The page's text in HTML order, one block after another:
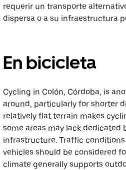
requerir un transporte
dispersa o a su infraestructura
En bicicleta
Cycling in Colón, Córdoba, is
around, particularly for shorter
relatively flat terrain makes
some areas may lack dedicated
infrastructure. Traffic
vehicles should be considered
climate generally supports